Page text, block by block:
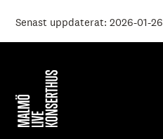
Senast uppdaterat: 2026-01-26